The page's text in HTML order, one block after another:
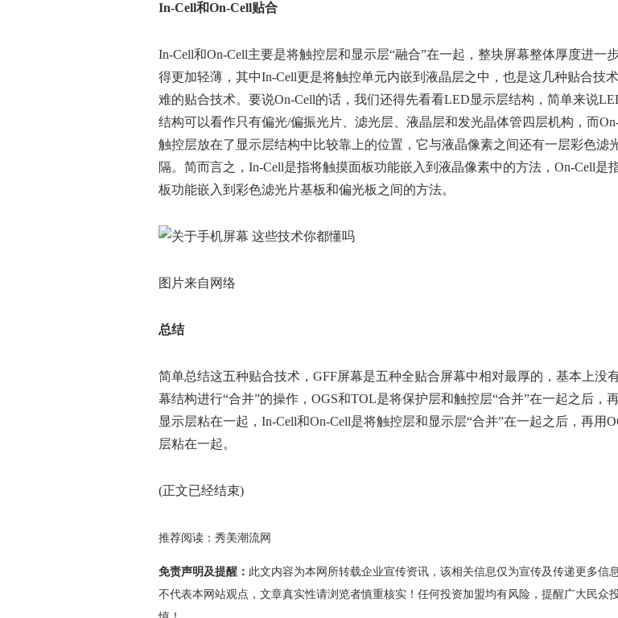
In-Cell和On-Cell贴合
In-Cell和On-Cell主要是将触控层和显示层“融合”在一起，整块屏幕整体厚度进一
得更加轻薄，其中In-Cell更是将触控单元内嵌到液晶层之中，也是这几种贴合技
难的贴合技术。要说On-Cell的话，我们还得先看看LED显示层结构，简单来说
结构可以看作只有偏光/偏振光片、滤光层、液晶层和发光晶体管四层机构，而
触控层放在了显示层结构中比较靠上的位置，它与液晶像素之间还有一层彩色滤
隔。简而言之，In-Cell是指将触摸面板功能嵌入到液晶像素中的方法，On-Cell是
板功能嵌入到彩色滤光片基板和偏光板之间的方法。
图片来自网络
总结
简单总结这五种贴合技术，GFF屏幕是五种全贴合屏幕中相对最厚的，基本上没
幕结构进行“合并”的操作，OGS和TOL是将保护层和触控层“合并”在一起之后，
显示层粘在一起，In-Cell和On-Cell是将触控层和显示层“合并”在一起之后，再用
层粘在一起。
(正文已经结束)
推荐阅读： 秀美潮流网
免责声明及提醒： 此文内容为本网所转载企业宣传资讯，该相关信息仅为宣传及传递更多信
不代表本网站观点，文章真实性请浏览者慎重核实！任何投资加盟均有风险，提醒广大民众